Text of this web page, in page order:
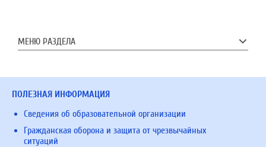
МЕНЮ РАЗДЕЛА
ПОЛЕЗНАЯ ИНФОРМАЦИЯ
Сведения об образовательной организации
Гражданская оборона и защита от чрезвычайных
ситуаций